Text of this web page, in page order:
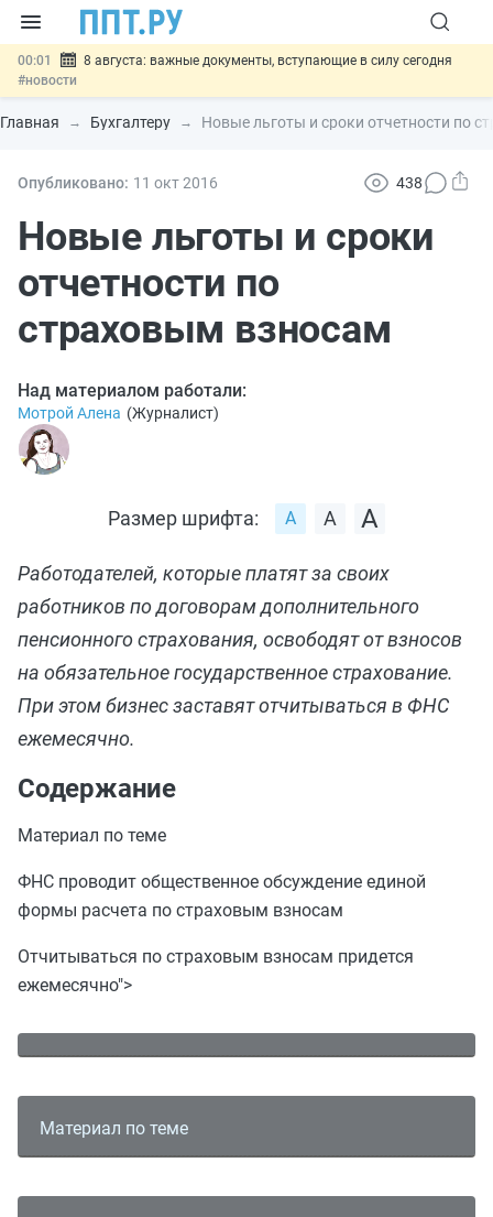
00:01
8 августа: важные документы, вступающие в силу сегодня
#новости
07.08 Подписан закон о блокировке продажи опасных товаров через
«Честный знак»#новости
07.08 Госпошлину за устранение ошибок в документах предлагают
07.08
отношений #новости
Главная Бухгалтеру Новые льготы и сроки отчетности по
Опубликовано: 11 окт2016 438
Новые льготы и сроки
отчетности по
страховым взносам
Над материалом работали:
Мотрой Алена (Журналист)
Размер шрифта:
Работодателей, которые платят за своих
работников по договорам дополнительного
пенсионного страхования, освободят от взносов
на обязательное государственное страхование.
При этом бизнес заставят отчитываться в ФНС
ежемесячно.
Содержание
Материал по теме
ФНС проводит общественное обсуждение единой
формы расчета по страховым взносам
Отчитываться по страховым взносам придется
ежемесячно">
Материал по теме